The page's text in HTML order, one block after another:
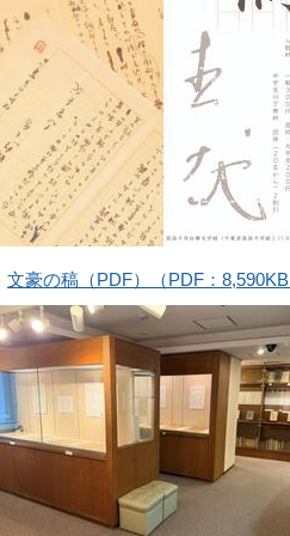
文豪の稿（PDF）（PDF：